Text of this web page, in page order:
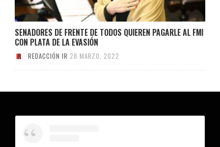
SENADORES DE FRENTE DE TODOS QUIEREN PAGARLE AL FMI
CON PLATA DE LA EVASIÓN
REDACCIÓN IR 28 MARZO, 2022